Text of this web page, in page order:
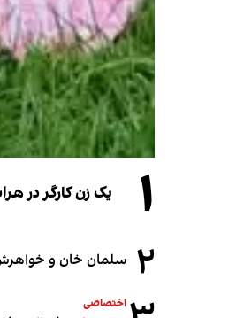
۱ یک زن کارگر در
۲ سلمان خان و
اختصاصی